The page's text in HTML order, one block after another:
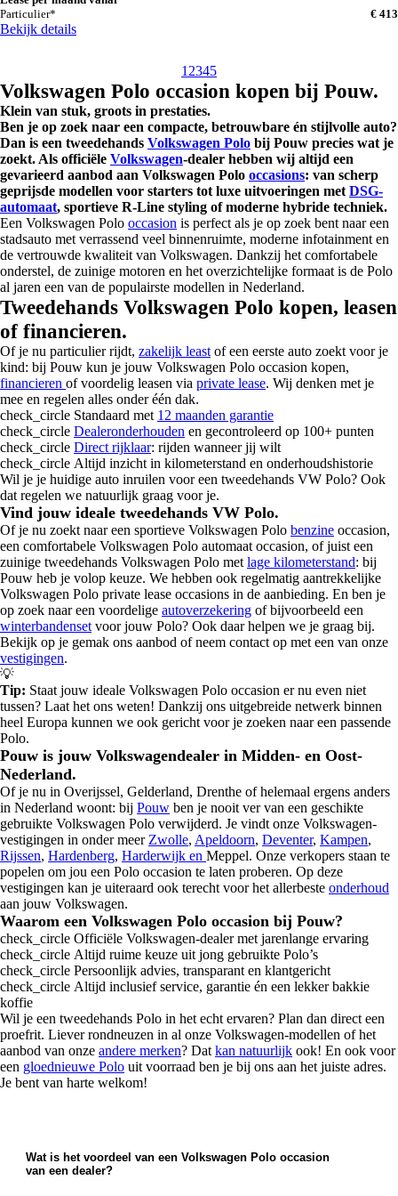
Particulier*
€ 413
Bekijk details
1 2345
Volkswagen Polo occasion kopen bij Pouw.
Klein van stuk, groots in prestaties.
Ben je op zoek naar een compacte, betrouwbare én stijlvolle auto?
Dan is een tweedehands Volkswagen Polo bij Pouw precies wat je
zoekt. Als officiële Volkswagen-dealer hebben wij altijd een
gevarieerd aanbod aan Volkswagen Polo occasions: van scherp
geprijsde modellen voor starters tot luxe uitvoeringen met DSG-
automaat, sportieve R-Line styling of moderne hybride techniek.
Een Volkswagen Polo occasion is perfect als je op zoek bent naar een
stadsauto met verrassend veel binnenruimte, moderne infotainment en
de vertrouwde kwaliteit van Volkswagen. Dankzij het comfortabele
onderstel, de zuinige motoren en het overzichtelijke formaat is de Polo
al jaren een van de populairste modellen in Nederland.
Tweedehands Volkswagen Polo kopen, leasen
of financieren.
Of je nu particulier rijdt, zakelijk least of een eerste auto zoekt voor je
kind: bij Pouw kun je jouw Volkswagen Polo occasion kopen,
financieren of voordelig leasen via private lease. Wij denken met je
mee en regelen alles onder één dak.
check_circle Standaard met 12 maanden garantie
check_circle Dealeronderhouden en gecontroleerd op 100+ punten
check_circle Direct rijklaar: rijden wanneer jij wilt
check_circle Altijd inzicht in kilometerstand en onderhoudshistorie
Wil je je huidige auto inruilen voor een tweedehands VW Polo? Ook
dat regelen we natuurlijk graag voor je.
Vind jouw ideale tweedehands VW Polo.
Of je nu zoekt naar een sportieve Volkswagen Polo benzine occasion,
een comfortabele Volkswagen Polo automaat occasion, of juist een
zuinige tweedehands Volkswagen Polo met lage kilometerstand: bij
Pouw heb je volop keuze. We hebben ook regelmatig aantrekkelijke
Volkswagen Polo private lease occasions in de aanbieding. En ben je
op zoek naar een voordelige autoverzekering of bijvoorbeeld een
winterbandenset voor jouw Polo? Ook daar helpen we je graag bij.
Bekijk op je gemak ons aanbod of neem contact op met een van onze
vestigingen.
💡
Tip: Staat jouw ideale Volkswagen Polo occasion er nu even niet
tussen? Laat het ons weten! Dankzij ons uitgebreide netwerk binnen
heel Europa kunnen we ook gericht voor je zoeken naar een passende
Polo.
Pouw is jouw Volkswagendealer in Midden- en Oost-
Nederland.
Of je nu in Overijssel, Gelderland, Drenthe of helemaal ergens anders
in Nederland woont: bij Pouw ben je nooit ver van een geschikte
gebruikte Volkswagen Polo verwijderd. Je vindt onze Volkswagen-
vestigingen in onder meer Zwolle, Apeldoorn, Deventer, Kampen,
Rijssen, Hardenberg, Harderwijk en Meppel. Onze verkopers staan te
popelen om jou een Polo occasion te laten proberen. Op deze
vestigingen kan je uiteraard ook terecht voor het allerbeste onderhoud
aan jouw Volkswagen.
Waarom een Volkswagen Polo occasion bij Pouw?
check_circle Officiële Volkswagen-dealer met jarenlange ervaring
check_circle Altijd ruime keuze uit jong gebruikte Polo’s
check_circle Persoonlijk advies, transparant en klantgericht
check_circle Altijd inclusief service, garantie én een lekker bakkie
koffie
Wil je een tweedehands Polo in het echt ervaren? Plan dan direct een
proefrit. Liever rondneuzen in al onze Volkswagen-modellen of het
aanbod van onze andere merken? Dat kan natuurlijk ook! En ook voor
een gloednieuwe Polo uit voorraad ben je bij ons aan het juiste adres.
Je bent van harte welkom!
Wat is het voordeel van een Volkswagen Polo occasion
van een dealer?